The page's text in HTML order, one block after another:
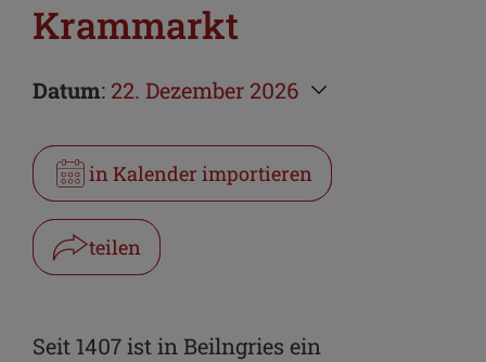
Krammarkt
Datum: 22. Dezember 2026
in Kalender importieren
teilen
WhatsApp
Seit 1407 ist in Beilngries ein